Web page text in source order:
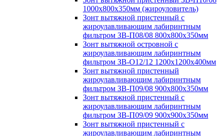
1000х800х350мм (жироуловитель)
Зонт вытяжной пристенный с
жироулавливающим лабиринтным
фильтром ЗВ-П08/08 800х800х350мм
Зонт вытяжной островной с
жироулавливающим лабиринтным
фильтром ЗВ-О12/12 1200х1200х400мм
Зонт вытяжной пристенный
жироулавливающим лабиринтным
фильтром ЗВ-П09/08 900х800х350мм
Зонт вытяжной пристенный с
жироулавливающим лабиринтным
фильтром ЗВ-П09/09 900х900х350мм
Зонт вытяжной пристенный с
жироулавливающим лабиринтным